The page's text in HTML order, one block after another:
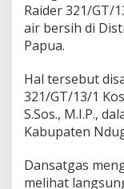
Raider 321/GT/
air bersih di
Papua.
Hal tersebut
321/GT/13/1
S.Sos., M.I.P.,
Kabupaten
Dansatgas
melihat